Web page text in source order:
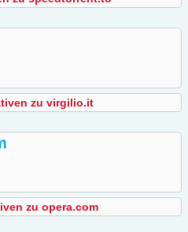
zu virgilio.it
zu opera.com